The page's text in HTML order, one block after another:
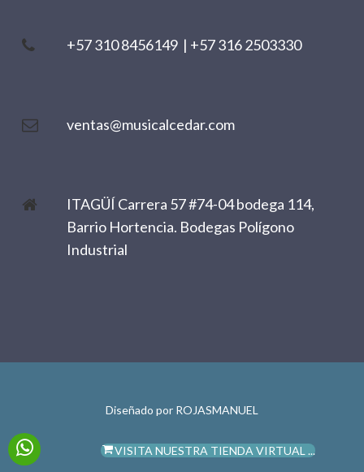
+57 310 8456149 | +57 316 2503330
ventas@musicalcedar.com
ITAGÜÍ Carrera 57 #74-04 bodega 114,
Barrio Hortencia. Bodegas Polígono
Industrial
Diseñado por ROJASMANUEL
VISITA NUESTRA TIENDA VIRTUAL ...